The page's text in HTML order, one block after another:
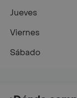
Jueves
Viernes
Sábado